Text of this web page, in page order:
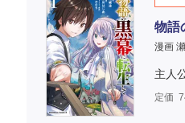
物語
漫画
主人
定価